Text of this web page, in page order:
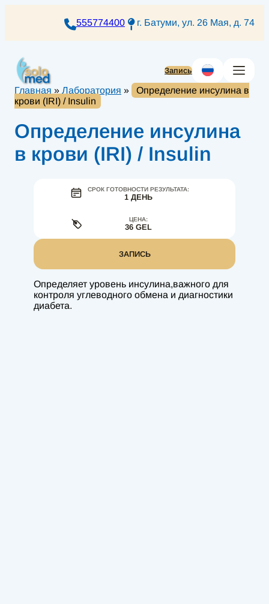
555774400 г. Батуми, ул. 26 Мая, д. 74
Запись
Главная » Лаборатория »
Определение инсулина в
крови (IRI) / Insulin
Определение инсулина
в крови (IRI) / Insulin
Определяет уровень инсулина,важного для
контроля углеводного обмена и диагностики
диабета.
СРОК ГОТОВНОСТИ РЕЗУЛЬТАТА:
1 ДЕНЬ
ЦЕНА:
36 GEL
ЗАПИСЬ